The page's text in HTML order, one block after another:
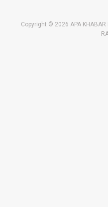
Copyright © 2026 APA KHABAR